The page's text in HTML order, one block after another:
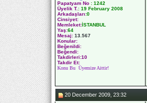
Papatyam No : 1242
Üyelik T.: 19 February 2008
Arkadaşları:0
Cinsiyet:
Memleket:İSTANBUL
Yaş:64
Mesaj: 13.567
Konular:
Beğenildi:
Beğendi:
Takdirleri:10
Takdir Et:
Konu Bu Üyemize Aittir!
20 December 2009, 23:32